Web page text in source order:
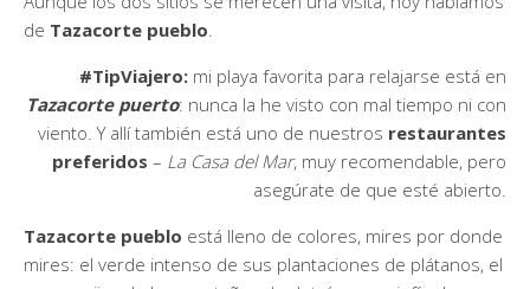
de Tazacorte pueblo
#TipViajero: mi playa favorita para relajarse está en
Tazacorte puerto: nunca la he visto con mal tiempo ni con
viento. Y allí también está uno de nuestros restaurantes
preferidos – La Casa del Mar, muy recomendable, pero
asegúrate de que esté abierto.
Tazacorte pueblo está lleno de colores, mires por donde
mires: el verde intenso de sus plantaciones de plátanos, el